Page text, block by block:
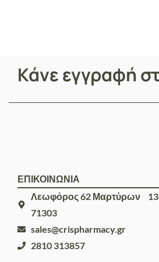
Κάνε εγγραφή
ΕΠΙΚΟΙΝΩΝΙΑ
Λεωφόρος 62 Μαρτύρων
71303
sales@crispharmacy.gr
2810 313857